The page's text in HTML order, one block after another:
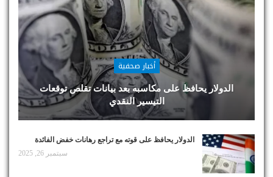
أخبار صحفية
الدولار يحافظ على مكاسبه بعد بيانات تقلص توقعات
التيسير النقدي
الدولار يحافظ على قوته مع تراجع رهانات خفض الفائدة
سبتمبر 26, 2025